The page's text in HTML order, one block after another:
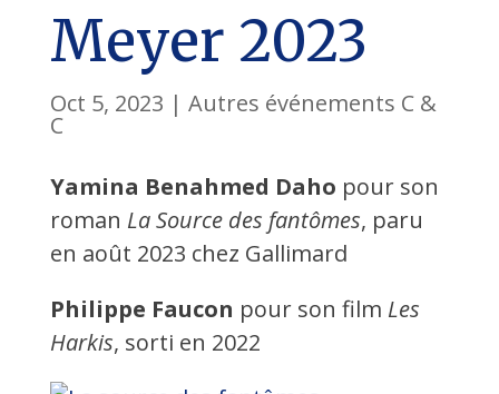
Meyer 2023
Oct 5, 2023 | Autres événements C &
C
Yamina Benahmed Daho pour son
roman La Source des fantômes, paru
en août 2023 chez Gallimard
Philippe Faucon pour son film Les
Harkis, sorti en 2022